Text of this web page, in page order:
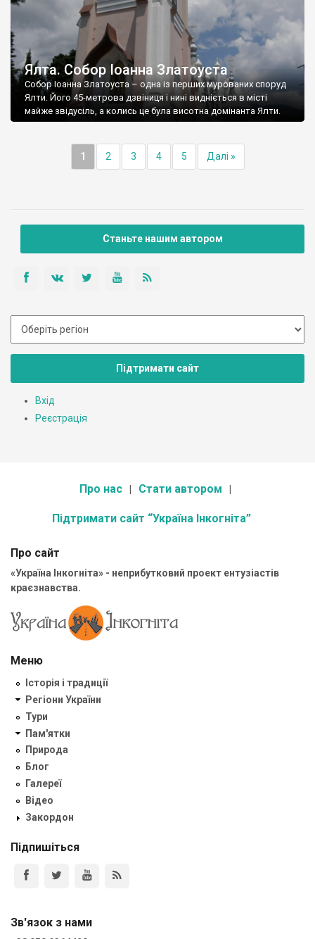
Ялта. Собор Іоанна Златоуста
Собор Іоанна Златоуста – одна із перших мурованих споруд
Ялти. Його 45-метрова дзвіниця і нині видніється в місті
майже звідусіль, а колись це була висотна домінанта Ялти.
1 2 3 4 5 Далі »
Станьте нашим автором
Підтримати сайт
Вхід
Реєстрація
Про нас Стати автором
Підтримати сайт “Україна Інкогніта”
Про сайт
«Україна Інкогніта» - неприбутковий проект ентузіастів
краєзнавства.
Меню
Історія і традиції
Регіони України
Тури
Пам'ятки
Природа
Блог
Галереї
Відео
Закордон
Підпишіться
Зв'язок з нами